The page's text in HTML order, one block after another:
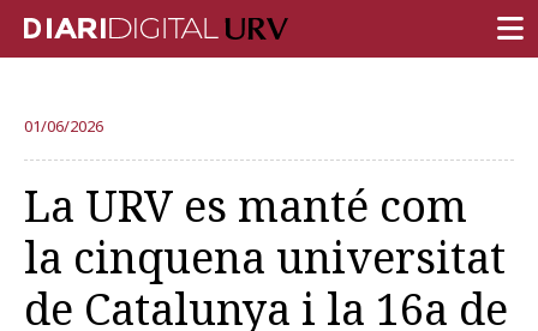
RECERCA
DOCÈNCIA
INSTITUCIÓ
VIDA AL CAMPUS
01/06/2026
La URV es manté com
la cinquena universitat
de Catalunya i la 16a de